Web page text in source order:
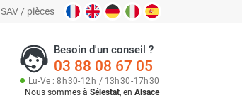
/ pièces
Besoin d'un conseil ?
03 88 08 67 05
Lu-Ve : 8h30-12h / 13h30-17h30
Nous sommes à Sélestat, en Alsace